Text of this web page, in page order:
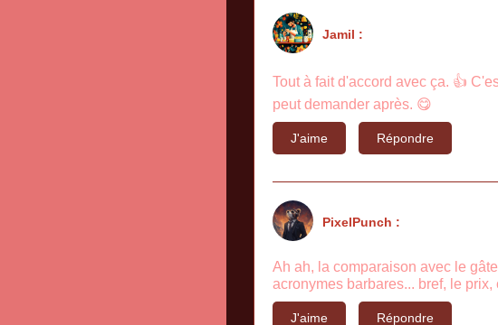
Jamil :
Tout à fait d'accord avec ça. 👍
peut demander après. 😋
J'aime Répondre
PixelPunch :
Ah ah, la comparaison avec le
acronymes barbares... bref, le
J'aime Répondre